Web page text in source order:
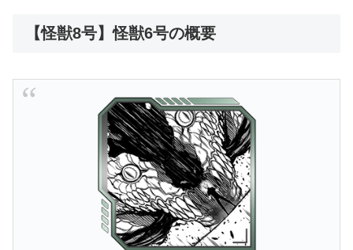
【怪獣8号】怪獣6号の概要